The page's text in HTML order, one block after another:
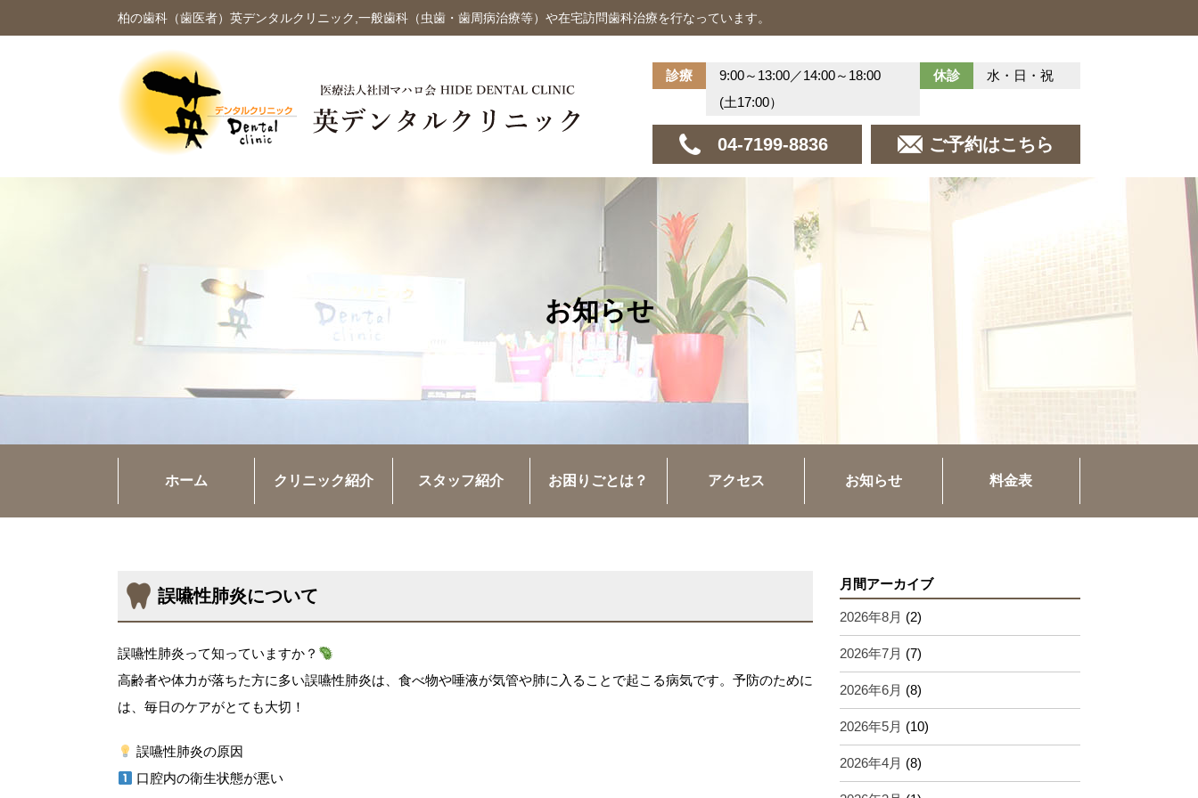
柏の歯科（歯医者）英デンタルクリニック,一般歯科（虫歯・歯周病治療等）や在宅訪問歯科治療を行なっています。
診療
9:00～13:00／14:00～18:00
(土17:00）
休診 水・日・祝
04-7199-8836 ご予約はこちら
お知らせ
ホーム クリニック紹介 スタッフ紹介 お困りごとは？ アクセス お知らせ 料金表
誤嚥性肺炎について
誤嚥性肺炎って知っていますか？
高齢者や体力が落ちた方に多い誤嚥性肺炎は、食べ物や唾液が気管や肺に入ることで起こる病気です。予防のために
は、毎日のケアがとても大切！
誤嚥性肺炎の原因
口腔内の衛生状態が悪い
月間アーカイブ
2026年8月 (2)
2026年7月 (7)
2026年6月 (8)
2026年5月 (10)
2026年4月 (8)